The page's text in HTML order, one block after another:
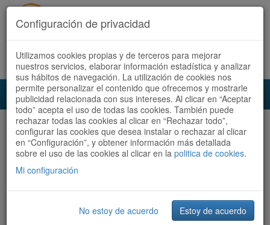
Acceder Registrate ahora Español | Català
Audioruta Todas las rutas
Todas las rutas Ordenar por:Más recientes
Filtrar las rutas
Configuración de privacidad
Utilizamos cookies propias y de terceros para mejorar
nuestros servicios, elaborar información estadística y analizar
sus hábitos de navegación. La utilización de cookies nos
permite personalizar el contenido que ofrecemos y mostrarle
publicidad relacionada con sus intereses. Al clicar en “Aceptar
todo” acepta el uso de todas las cookies. También puede
rechazar todas las cookies al clicar en “Rechazar todo”,
configurar las cookies que desea instalar o rechazar al clicar
en “Configuración”, y obtener información más detallada
sobre el uso de las cookies al clicar en la politica de cookies.
Mi configuración
No estoy de acuerdo Estoy de acuerdo